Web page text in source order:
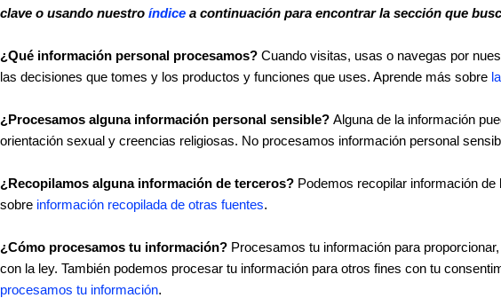
clave o usando nuestro índice a continuación para encontrar la sección que
¿Qué información personal procesamos? Cuando visitas, usas o navegas por
las decisiones que tomes y los productos y funciones que uses. Aprende más sobre
¿Procesamos alguna información personal sensible? Alguna de la información
orientación sexual y creencias religiosas. No procesamos información personal
¿Recopilamos alguna información de terceros? Podemos recopilar información
sobre información recopilada de otras fuentes.
¿Cómo procesamos tu información? Procesamos tu información para
con la ley. También podemos procesar tu información para otros fines con tu
procesamos tu información.